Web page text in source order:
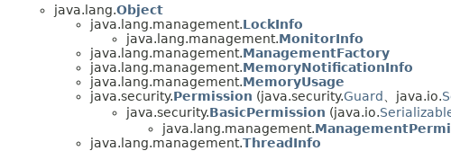
java.lang.Object
java.lang.management.LockInfo
java.lang.management.MonitorInfo
java.lang.management.ManagementFactory
java.lang.management.MemoryNotificationInfo
java.lang.management.MemoryUsage
java.security.Permission (java.security.Guard 、java.io.
java.security.BasicPermission (java.io.
java.lang.management.
java.lang.management.ThreadInfo